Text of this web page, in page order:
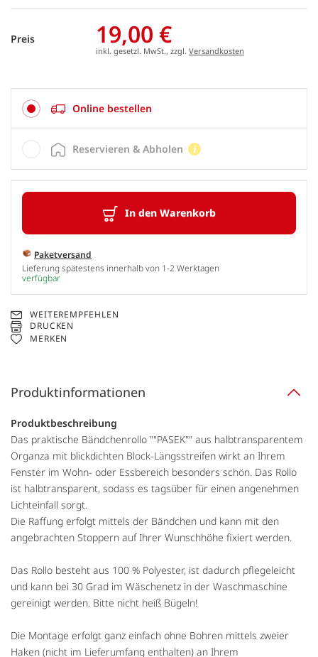
Preis 19,00 €
inkl. gesetzl. MwSt., zzgl. Versandkosten
Online bestellen
In den Warenkorb
Paketversand
Lieferung spätestens innerhalb von 1-2 Werktagen
verfügbar
Reservieren & Abholen
WEITEREMPFEHLEN
DRUCKEN
MERKEN
Produktinformationen
Produktbeschreibung
Das praktische Bändchenrollo ""PASEK"" aus halbtransparentem
Organza mit blickdichten Block-Längsstreifen wirkt an Ihrem
Fenster im Wohn- oder Essbereich besonders schön. Das Rollo
ist halbtransparent, sodass es tagsüber für einen angenehmen
Lichteinfall sorgt.
Die Raffung erfolgt mittels der Bändchen und kann mit den
angebrachten Stoppern auf Ihrer Wunschhöhe fixiert werden.
Das Rollo besteht aus 100 % Polyester, ist dadurch pflegeleicht
und kann bei 30 Grad im Wäschenetz in der Waschmaschine
gereinigt werden. Bitte nicht heiß Bügeln!
Die Montage erfolgt ganz einfach ohne Bohren mittels zweier
Haken (nicht im Lieferumfang enthalten) an Ihrem